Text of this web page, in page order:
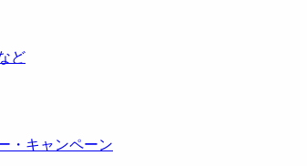
ど
・キャンペーン